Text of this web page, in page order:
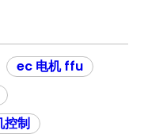
ec 电机 ffu
控制